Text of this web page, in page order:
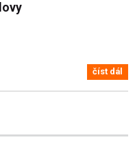
číst dál